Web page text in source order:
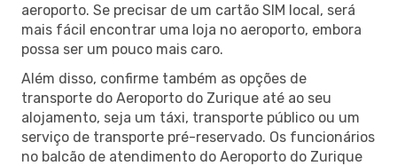
aeroporto. Se precisar de um cartão SIM local, será
mais fácil encontrar uma loja no aeroporto, embora
possa ser um pouco mais caro.
Além disso, confirme também as opções de
transporte do Aeroporto do Zurique até ao seu
alojamento, seja um táxi, transporte público ou um
serviço de transporte pré-reservado. Os funcionários
no balcão de atendimento do Aeroporto do Zurique